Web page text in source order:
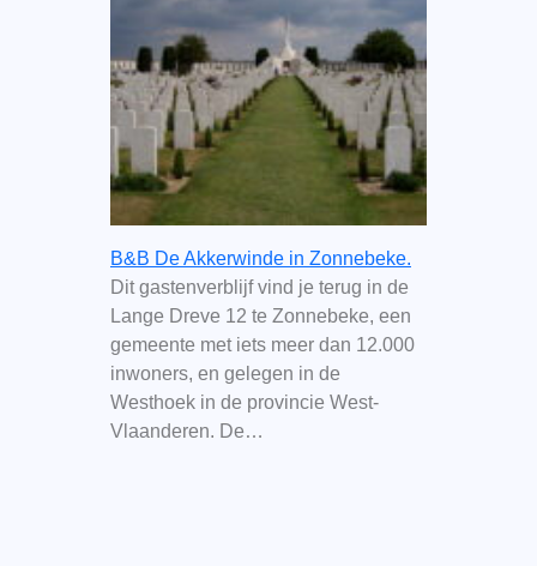
B&B De Akkerwinde in Zonnebeke.
Dit gastenverblijf vind je terug in de
Lange Dreve 12 te Zonnebeke, een
gemeente met iets meer dan 12.000
inwoners, en gelegen in de
Westhoek in de provincie West-
Vlaanderen. De…